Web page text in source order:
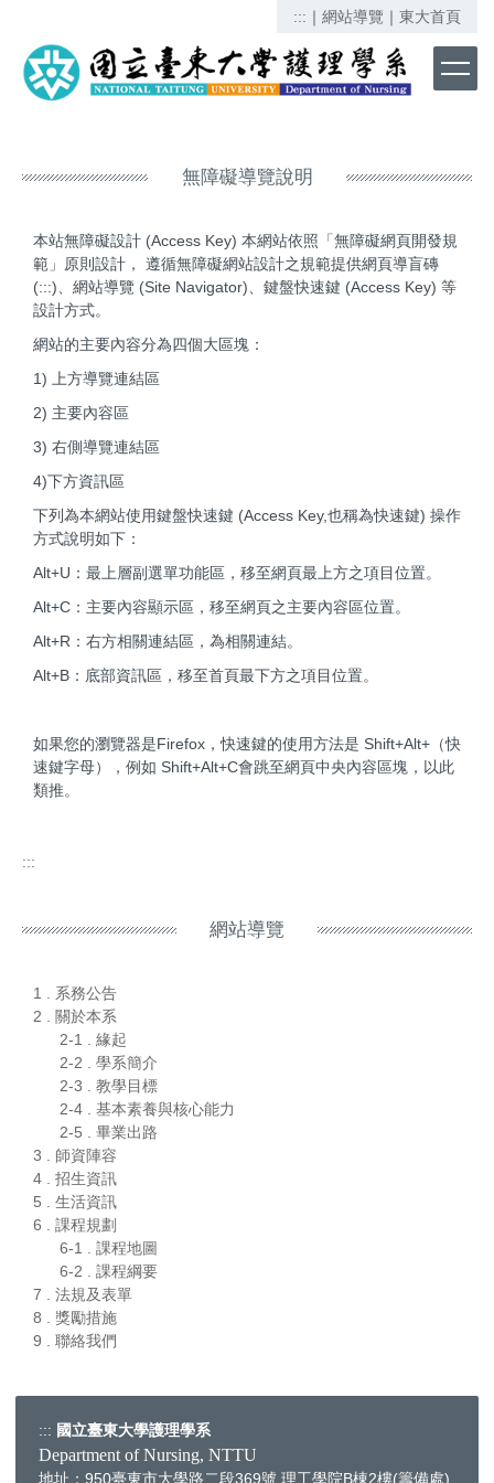
主
要
::: ｜ 網站導覽 ｜ 東大首頁
無障礙導覽說明
本站無障礙設計 (Access Key) 本網站依照「無障礙網頁開發規
範」原則設計， 遵循無障礙網站設計之規範提供網頁導盲磚
(:::)、網站導覽 (Site Navigator)、鍵盤快速鍵 (Access Key) 等
設計方式。
網站的主要內容分為四個大區塊：
1) 上方導覽連結區
2) 主要內容區
3) 右側導覽連結區
4)下方資訊區
下列為本網站使用鍵盤快速鍵 (Access Key,也稱為快速鍵) 操作
方式說明如下：
Alt+U：最上層副選單功能區，移至網頁最上方之項目位置。
Alt+C：主要內容顯示區，移至網頁之主要內容區位置。
Alt+R：右方相關連結區，為相關連結。
Alt+B：底部資訊區，移至首頁最下方之項目位置。
如果您的瀏覽器是Firefox，快速鍵的使用方法是 Shift+Alt+（快
速鍵字母），例如 Shift+Alt+C會跳至網頁中央內容區塊，以此
類推。
:::
網站導覽
1 . 系務公告
2 . 關於本系
2-1 . 緣起
2-2 . 學系簡介
2-3 . 教學目標
2-4 . 基本素養與核心能力
2-5 . 畢業出路
3 . 師資陣容
4 . 招生資訊
5 . 生活資訊
6 . 課程規劃
6-1 . 課程地圖
6-2 . 課程綱要
7 . 法規及表單
8 . 獎勵措施
9 . 聯絡我們
::: 國立臺東大學護理學系
Department of Nursing, NTTU
地址：950臺東市大學路二段369號 理工學院B棟2樓(籌備處)